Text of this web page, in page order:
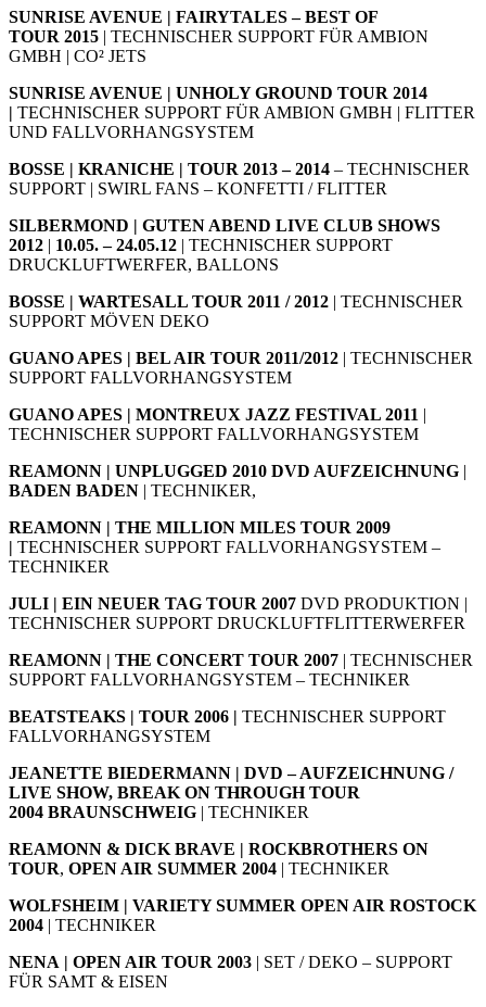
SUNRISE AVENUE | FAIRYTALES – BEST OF
TOUR 2015 | TECHNISCHER SUPPORT FÜR AMBION
GMBH | CO² JETS
SUNRISE AVENUE | UNHOLY GROUND TOUR 2014
| TECHNISCHER SUPPORT FÜR AMBION GMBH | FLITTER
UND FALLVORHANGSYSTEM
BOSSE | KRANICHE | TOUR 2013 – 2014 – TECHNISCHER
SUPPORT | SWIRL FANS – KONFETTI / FLITTER
SILBERMOND | GUTEN ABEND LIVE CLUB SHOWS
2012 | 10.05. – 24.05.12 | TECHNISCHER SUPPORT
DRUCKLUFTWERFER, BALLONS
BOSSE | WARTESALL TOUR 2011 / 2012 | TECHNISCHER
SUPPORT MÖVEN DEKO
GUANO APES | BEL AIR TOUR 2011/2012 | TECHNISCHER
SUPPORT FALLVORHANGSYSTEM
GUANO APES | MONTREUX JAZZ FESTIVAL 2011 |
TECHNISCHER SUPPORT FALLVORHANGSYSTEM
REAMONN | UNPLUGGED 2010 DVD AUFZEICHNUNG |
BADEN BADEN | TECHNIKER,
REAMONN | THE MILLION MILES TOUR 2009
| TECHNISCHER SUPPORT FALLVORHANGSYSTEM –
TECHNIKER
JULI | EIN NEUER TAG TOUR 2007 DVD PRODUKTION |
TECHNISCHER SUPPORT DRUCKLUFTFLITTERWERFER
REAMONN | THE CONCERT TOUR 2007 | TECHNISCHER
SUPPORT FALLVORHANGSYSTEM – TECHNIKER
BEATSTEAKS | TOUR 2006 | TECHNISCHER SUPPORT
FALLVORHANGSYSTEM
JEANETTE BIEDERMANN | DVD – AUFZEICHNUNG /
LIVE SHOW, BREAK ON THROUGH TOUR
2004 BRAUNSCHWEIG | TECHNIKER
REAMONN & DICK BRAVE | ROCKBROTHERS ON
TOUR, OPEN AIR SUMMER 2004 | TECHNIKER
WOLFSHEIM | VARIETY SUMMER OPEN AIR ROSTOCK
2004 | TECHNIKER
NENA | OPEN AIR TOUR 2003 | SET / DEKO – SUPPORT
FÜR SAMT & EISEN